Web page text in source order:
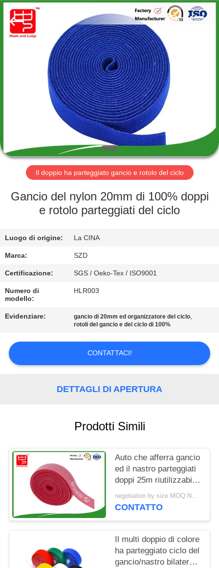
PRODOTTI
NOI
VISITA
DELLA
FABBRICA
CONTROLLO
DELLA
QUALITÀ
CONTATTACI
CHIEDI UN
SITO
POLITICA
SULLA
PRIVACY
Shenzhen
Zhongda
Il doppio ha parteggiato gancio e rotolo del ciclo
Gancio del nylon 20mm di 100% doppi
e rotolo parteggiati del ciclo
Luogo di origine: La CINA
Marca: SZD
Certificazione: SGS / Oeko-Tex / ISO9001
Numero di
modello:
HLR003
Evidenziare: gancio di 20mm ed organizzatore del ciclo,
rotoli del gancio e del ciclo di 100%
CONTATTACI!
DETTAGLI DI APERTURA
Prodotti Simili
Auto che afferra gancio
ed il nastro parteggiati
doppi 25m riutilizzabili
del ciclo
negotiation by size MOQ:Negoziabile
CONTATTO
Il multi doppio di colore
ha parteggiato ciclo del
gancio/nastro bilaterale